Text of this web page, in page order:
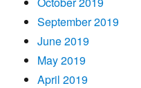
September 2019
June 2019
May 2019
April 2019